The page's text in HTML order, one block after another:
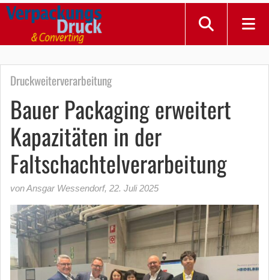
Druckweiterverarbeitung
Bauer Packaging erweitert
Kapazitäten in der
Faltschachtelverarbeitung
von Ansgar Wessendorf, 22. Juli 2025